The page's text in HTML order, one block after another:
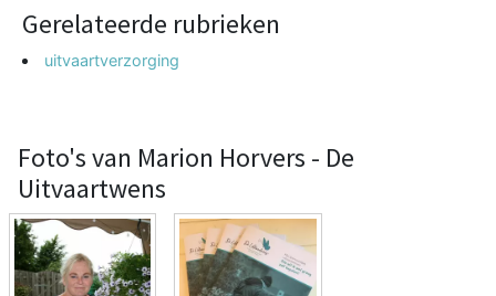
Gerelateerde rubrieken
uitvaartverzorging
Foto's van Marion Horvers - De
Uitvaartwens